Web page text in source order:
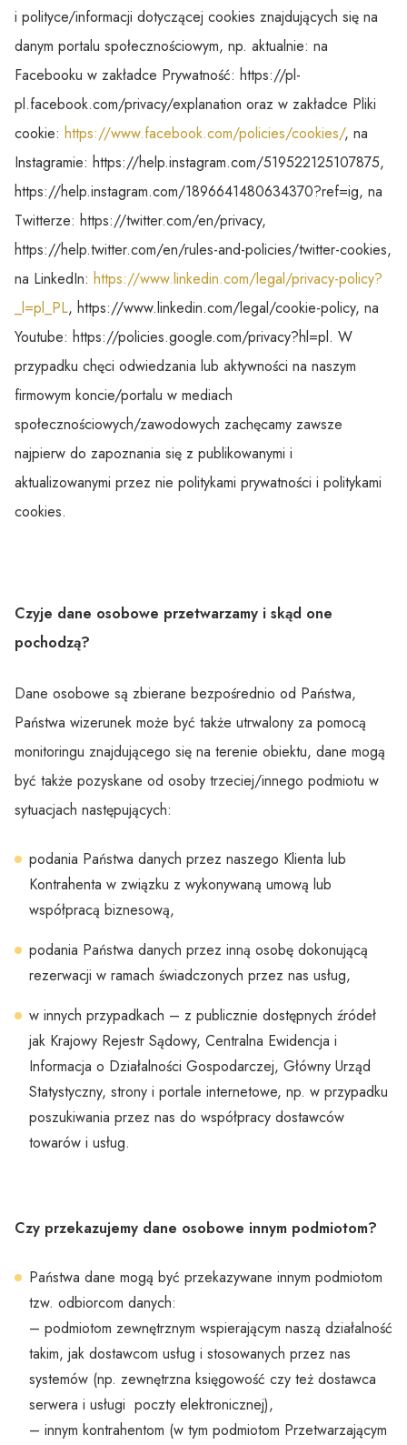
i polityce/informacji dotyczącej cookies znajdujących się na
danym portalu społecznościowym, np. aktualnie: na
Facebooku w zakładce Prywatność: https://pl-
pl.facebook.com/privacy/explanation oraz w zakładce Pliki
cookie: https://www.facebook.com/policies/cookies/, na
Instagramie: https://help.instagram.com/519522125107875,
https://help.instagram.com/1896641480634370?ref=ig, na
Twitterze: https://twitter.com/en/privacy,
https://help.twitter.com/en/rules-and-policies/twitter-cookies,
na LinkedIn: https://www.linkedin.com/legal/privacy-policy?
_l=pl_PL, https://www.linkedin.com/legal/cookie-policy, na
Youtube: https://policies.google.com/privacy?hl=pl. W
przypadku chęci odwiedzania lub aktywności na naszym
firmowym koncie/portalu w mediach
społecznościowych/zawodowych zachęcamy zawsze
najpierw do zapoznania się z publikowanymi i
aktualizowanymi przez nie politykami prywatności i politykami
cookies.
Czyje dane osobowe przetwarzamy i skąd one
pochodzą?
Dane osobowe są zbierane bezpośrednio od Państwa,
Państwa wizerunek może być także utrwalony za pomocą
monitoringu znajdującego się na terenie obiektu, dane mogą
być także pozyskane od osoby trzeciej/innego podmiotu w
sytuacjach następujących:
podania Państwa danych przez naszego Klienta lub
Kontrahenta w związku z wykonywaną umową lub
współpracą biznesową,
podania Państwa danych przez inną osobę dokonującą
rezerwacji w ramach świadczonych przez nas usług,
w innych przypadkach – z publicznie dostępnych źródeł
jak Krajowy Rejestr Sądowy, Centralna Ewidencja i
Informacja o Działalności Gospodarczej, Główny Urząd
Statystyczny, strony i portale internetowe, np. w przypadku
poszukiwania przez nas do współpracy dostawców
towarów i usług.
Czy przekazujemy dane osobowe innym podmiotom?
Państwa dane mogą być przekazywane innym podmiotom
tzw. odbiorcom danych:
– podmiotom zewnętrznym wspierającym naszą działalność
takim, jak dostawcom usług i stosowanych przez nas
systemów (np. zewnętrzna księgowość czy też dostawca
serwera i usługi poczty elektronicznej),
– innym kontrahentom (w tym podmiotom Przetwarzającym